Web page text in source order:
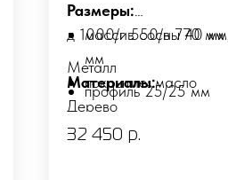
Размеры:
д 1000/г 550/в 770 мм
Материалы:
Дерево
массив сосны 40
мм
покрытие: масло
Металл
профиль 25/25 мм
порошковая покраска
32 450 р.